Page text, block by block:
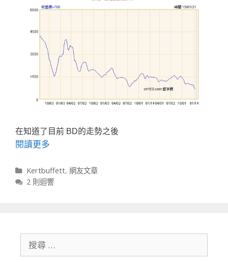
在知道了目前 BD的走勢之後
閱讀更多
分類
Kertbuffett, 網友文章
2 則迴響
搜尋關於：